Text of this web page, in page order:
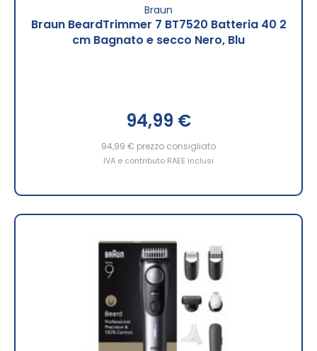
Braun
Braun BeardTrimmer 7 BT7520 Batteria 40 2
cm Bagnato e secco Nero, Blu
94,99 €
94,99 € prezzo consigliato
IVA e contributo RAEE inclusi